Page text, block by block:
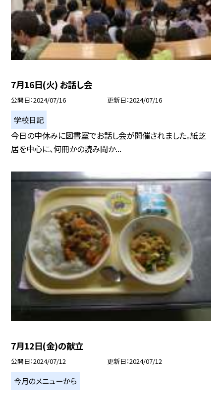
7月16日(火) お話し会
公開日 2024/07/16 更新日 2024/07/16
学校日記
今日の中休みに図書室でお話し会が開催されました。紙芝
居を中心に、何冊かの読み聞か...
7月12日(金)の献立
公開日 2024/07/12 更新日 2024/07/12
今月のメニューから